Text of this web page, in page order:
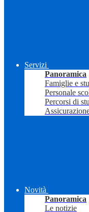
Servizi
Panoramica
Famiglie e
Personale
Percorsi di
Novità
Panoramica
Le notizie